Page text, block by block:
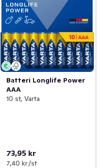
Batteri Longlife Power
AAA
10 st, Varta
73,95 kr
7,40 kr /st